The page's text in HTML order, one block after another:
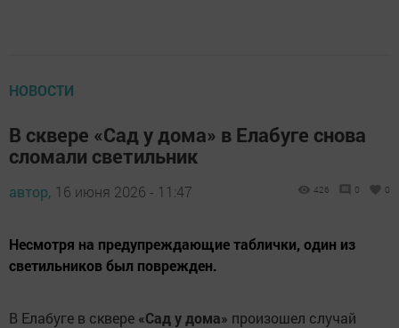
НОВОСТИ
В сквере «Сад у дома» в Елабуге снова
сломали светильник
автор, 16 июня 2026 - 11:47 426 0 0
Несмотря на предупреждающие таблички, один из
светильников был поврежден.
В Елабуге в сквере «Сад у дома» произошел случай